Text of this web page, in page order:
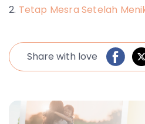
Tetap Mesra Setelah
Share with love